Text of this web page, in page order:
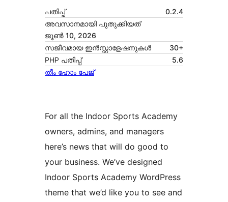
പതിപ്പ്
0.2.4
അവസാനമായി പുതുക്കിയത്
ജൂൺ 10, 2026
സജീവമായ ഇൻസ്റ്റാളേഷനുകൾ
30+
PHP പതിപ്പ്
5.6
തീം ഹോം പേജ്
For all the Indoor Sports Academy
owners, admins, and managers
here’s news that will do good to
your business. We’ve designed
Indoor Sports Academy WordPress
theme that we’d like you to see and